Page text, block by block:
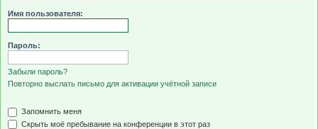
Имя пользователя:
Пароль:
Забыли пароль?
Повторно выслать письмо для активации учётной записи
Запомнить меня
Скрыть моё пребывание на конференции в этот раз